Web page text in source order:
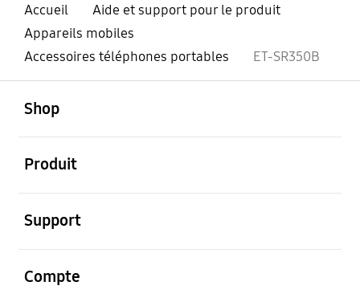
Accueil
Aide et support pour le produit
Appareils mobiles
Accessoires téléphones portables
ET-SR350B
Shop
Produit
Support
Compte